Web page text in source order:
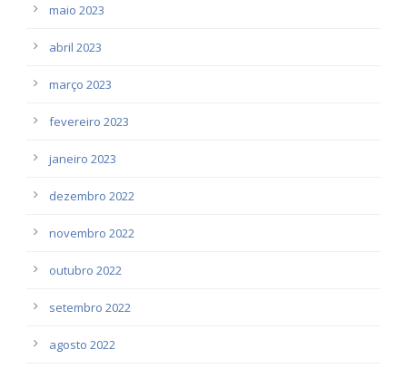
maio 2023
abril 2023
março 2023
fevereiro 2023
janeiro 2023
dezembro 2022
novembro 2022
outubro 2022
setembro 2022
agosto 2022